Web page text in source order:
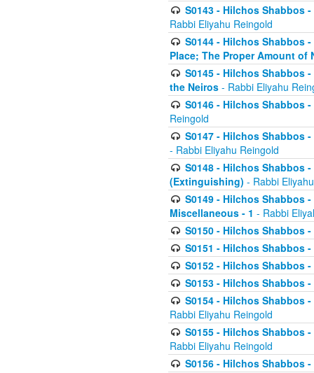
S0143 - Hilchos Shabbos
Rabbi Eliyahu Reingold
S0144 - Hilchos Shabbos
Place; The Proper Amount of
S0145 - Hilchos Shabbos
the Neiros - Rabbi Eliyahu
S0146 - Hilchos Shabbos
Reingold
S0147 - Hilchos Shabbos
- Rabbi Eliyahu Reingold
S0148 - Hilchos Shabbos
(Extinguishing) - Rabbi
S0149 - Hilchos Shabbos
Miscellaneous - 1 - Rabbi
S0150 - Hilchos Shabbos
S0151 - Hilchos Shabbos
S0152 - Hilchos Shabbos
S0153 - Hilchos Shabbos
S0154 - Hilchos Shabbos
Rabbi Eliyahu Reingold
S0155 - Hilchos Shabbos
Rabbi Eliyahu Reingold
S0156 - Hilchos Shabbos